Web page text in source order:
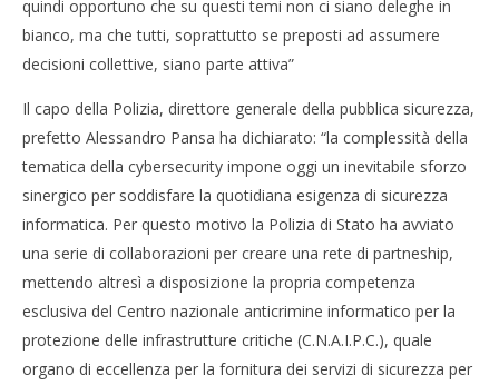
quindi opportuno che su questi temi non ci siano deleghe in
bianco, ma che tutti, soprattutto se preposti ad assumere
decisioni collettive, siano parte attiva”
Il capo della Polizia, direttore generale della pubblica sicurezza,
prefetto Alessandro Pansa ha dichiarato: “la complessità della
tematica della cybersecurity impone oggi un inevitabile sforzo
sinergico per soddisfare la quotidiana esigenza di sicurezza
informatica. Per questo motivo la Polizia di Stato ha avviato
una serie di collaborazioni per creare una rete di partneship,
mettendo altresì a disposizione la propria competenza
esclusiva del Centro nazionale anticrimine informatico per la
protezione delle infrastrutture critiche (C.N.A.I.P.C.), quale
organo di eccellenza per la fornitura dei servizi di sicurezza per